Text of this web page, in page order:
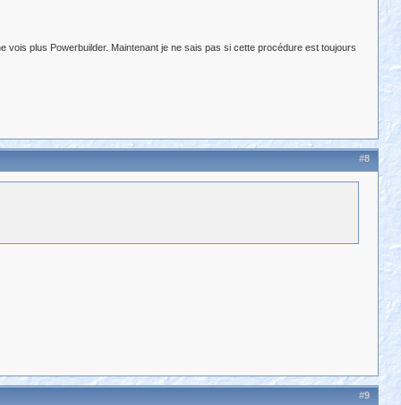
plus Powerbuilder. Maintenant je ne sais pas si cette procédure est toujours
#8
#9